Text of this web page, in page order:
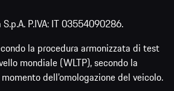
P.IVA: IT 03554090286.
la procedura armonizzata di test
mondiale (WLTP), secondo la
dell’omologazione del veicolo.